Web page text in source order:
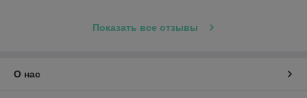
Показать все отзывы
О нас